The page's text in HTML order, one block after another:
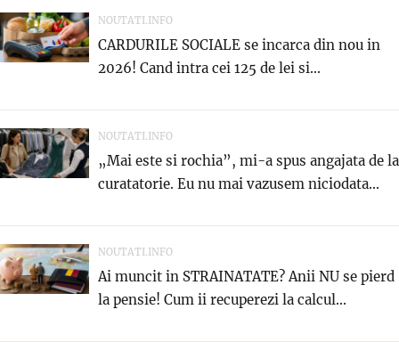
NOUTATI.INFO
CARDURILE SOCIALE se incarca din nou in
2026! Cand intra cei 125 de lei si...
NOUTATI.INFO
„Mai este si rochia”, mi-a spus angajata de la
curatatorie. Eu nu mai vazusem niciodata...
NOUTATI.INFO
Ai muncit in STRAINATATE? Anii NU se pierd
la pensie! Cum ii recuperezi la calcul...